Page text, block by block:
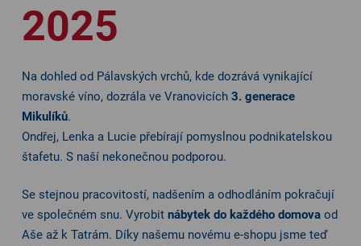
2025
Na dohled od Pálavských vrchů, kde dozrává vynikající
moravské víno, dozrála ve Vranovicích 3. generace
Mikulíků.
Ondřej, Lenka a Lucie přebírají pomyslnou podnikatelskou
štafetu. S naší nekonečnou podporou.
Se stejnou pracovitostí, nadšením a odhodláním pokračují
ve společném snu. Vyrobit nábytek do každého domova od
Aše až k Tatrám. Díky našemu novému e-shopu jsme teď